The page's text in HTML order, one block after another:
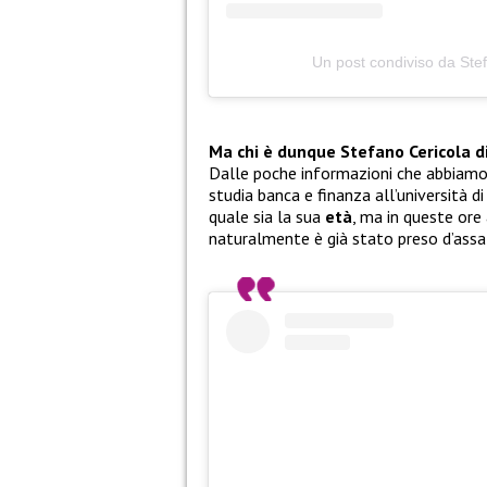
Un post condiviso da
Ma chi è dunque Stefano Cericola
Dalle poche informazioni che
studia banca e finanza all’università
quale sia la sua età , ma in queste
naturalmente è già stato preso